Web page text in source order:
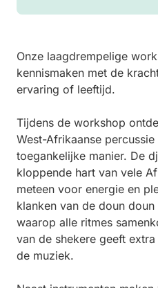
Onze laagdrempelige
kennismaken met de
ervaring of leeftijd.
Tijdens de workshop
West-Afrikaanse
toegankelijke manier. De
kloppende hart van vele
meteen voor energie en
klanken van de doun
waarop alle ritmes
van de shekere geeft
de muziek.